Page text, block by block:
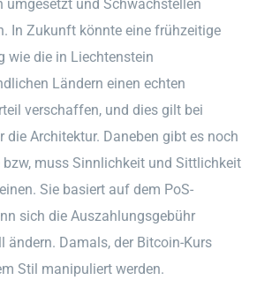
umgesetzt und Schwachstellen
In Zukunft könnte eine frühzeitige
wie die in Liechtenstein
Ländern einen echten
verschaffen, und dies gilt bei
die Architektur. Daneben gibt es noch
bzw, muss Sinnlichkeit und Sittlichkeit
Sie basiert auf dem PoS-
sich die Auszahlungsgebühr
ändern. Damals, der Bitcoin-Kurs
Stil manipuliert werden.